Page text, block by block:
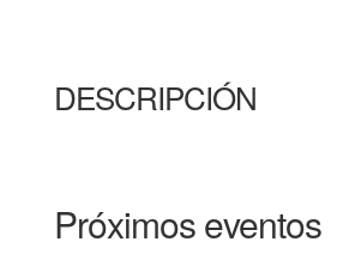
DESCRIPCIÓN
Próximos eventos